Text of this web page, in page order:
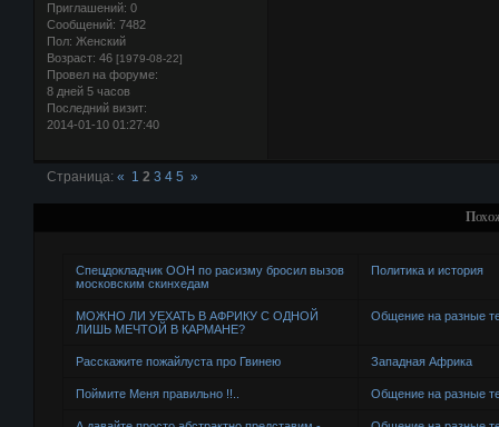
Приглашений: 0
Сообщений: 7482
Пол: Женский
Возраст: 46 [1979-08-22]
Провел на форуме:
8 дней 5 часов
Последний визит:
2014-01-10 01:27:40
Страница:« 1 2 3 4 5 »
Спецдокладчик ООН по расизму бросил вызов
московским скинхедам
Политика и история
МОЖНО ЛИ УЕХАТЬ В АФРИКУ С ОДНОЙ
ЛИШЬ МЕЧТОЙ В КАРМАНЕ?
Общение на разные
Расскажите пожайлуста про Гвинею Западная Африка
Поймите Меня правильно !!.. Общение на разные